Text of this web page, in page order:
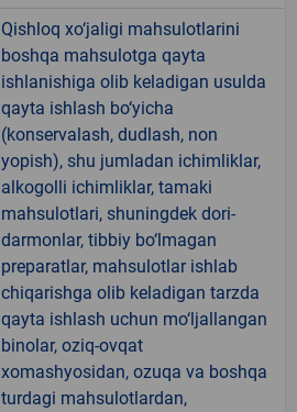
Qishloq xo‘jaligi mahsulotlarini
boshqa mahsulotga qayta
ishlanishiga olib keladigan usulda
qayta ishlash bo‘yicha
(konservalash, dudlash, non
yopish), shu jumladan ichimliklar,
alkogolli ichimliklar, tamaki
mahsulotlari, shuningdek dori-
darmonlar, tibbiy bo‘lmagan
preparatlar, mahsulotlar ishlab
chiqarishga olib keladigan tarzda
qayta ishlash uchun mo‘ljallangan
binolar, oziq-ovqat
xomashyosidan, ozuqa va boshqa
turdagi mahsulotlardan,